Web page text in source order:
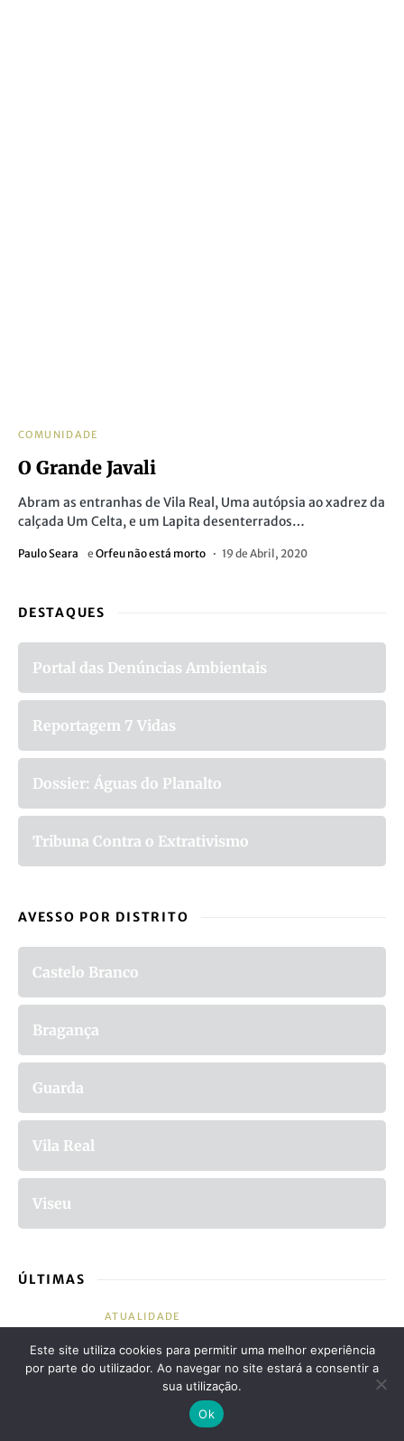
COMUNIDADE
O Grande Javali
Abram as entranhas de Vila Real, Uma autópsia ao xadrez da
calçada Um Celta, e um Lapita desenterrados…
Paulo Seara e Orfeu não está morto 19 de Abril, 2020
DESTAQUES
Portal das Denúncias Ambientais
Reportagem 7 Vidas
Dossier: Águas do Planalto
Tribuna Contra o Extrativismo
AVESSO POR DISTRITO
Castelo Branco
Bragança
Guarda
Vila Real
Viseu
ÚLTIMAS
ATUALIDADE
Por Serras Dignas, protesto no ponto
mais alto de Portugal continental
Este site utiliza cookies para permitir uma melhor experiência
por parte do utilizador. Ao navegar no site estará a consentir a
sua utilização.
Ok